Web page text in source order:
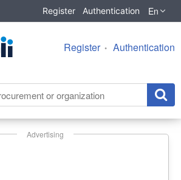
Register Authentication En
Register Authentication
Advertising